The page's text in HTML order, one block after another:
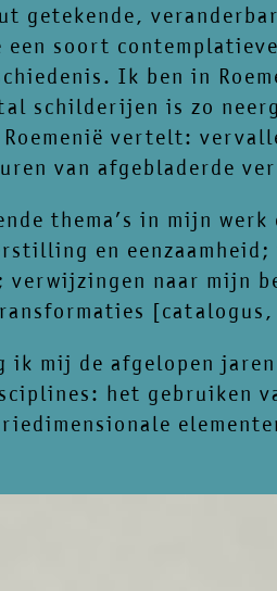
getekende,
soort
Ik ben in
schilderijen is zo
Roemenië vertelt:
van afgebladerde
thema’s in mijn
en
verwijzingen naar mijn
ik mij de afgelopen
het gebruiken